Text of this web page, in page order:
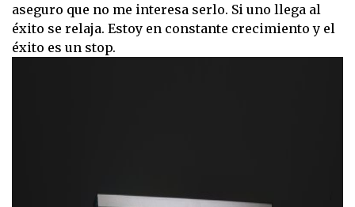
aseguro que no me interesa serlo. Si uno llega al
éxito se relaja. Estoy en constante crecimiento y el
éxito es un stop.